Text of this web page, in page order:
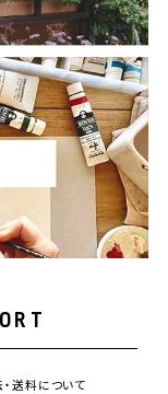
送料について